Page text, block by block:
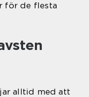
för de flesta
alltid med att